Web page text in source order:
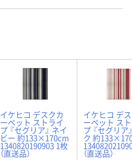
イケヒコ デスクカ
ーペット ストライ
プ 『セグリア』 ネイ
ビー 約133×170cm
1340820190903 1枚
（直送品）
イケヒコ デ
ーペット ス
プ 『セグリア
ク 約
（直送品）